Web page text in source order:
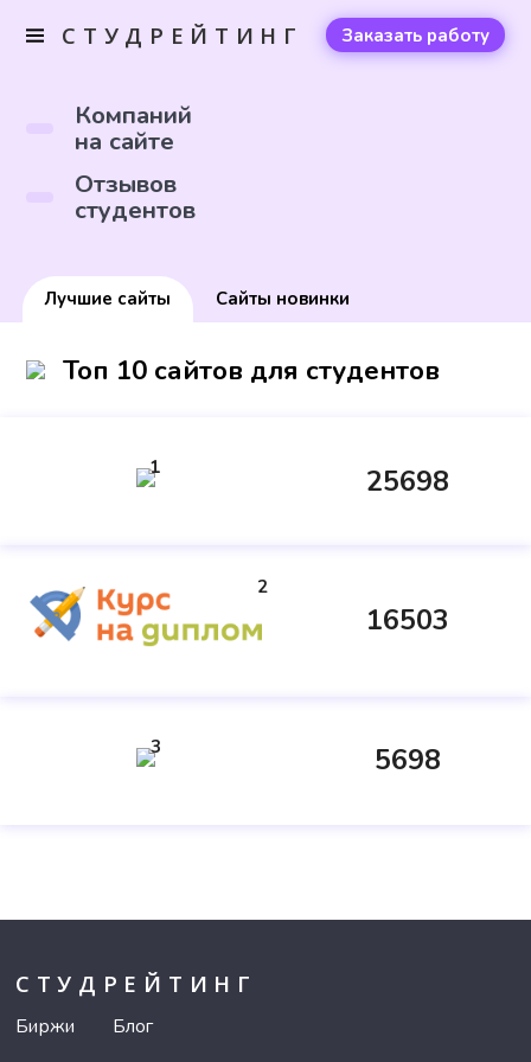
СТУДРЕЙТИНГ Заказать работу
Компаний
на сайте
Отзывов
студентов
Лучшие сайты Сайты новинки
Топ 10 сайтов для студентов
1 25698
2
16503
3 5698
СТУДРЕЙТИНГ
Биржи
Блог